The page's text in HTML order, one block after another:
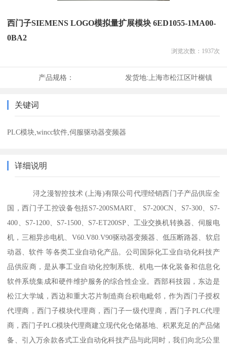
西门子SIEMENS LOGO模拟量扩展模块 6ED1055-1MA00-
0BA2
浏览次数： 1937次
产品规格： 发货地: 上海市松江区叶榭镇
关键词
PLC模块,wincc软件,伺服驱动器变频器
详细说明
浔之漫智控技术 (上海)有限公司代理经销西门子产品供应全
国，西门子工控设备包括S7-200SMART、 S7-200CN、S7-300、S7-
400、S7-1200、S7-1500、S7-ET200SP、工业交换机转换器、伺服电
机，三相异步电机、V60.V80.V90驱动器变频器、低压断路器、软启
动器、软件 等各类工业自动化产品。公司国际化工业自动化科技产
品供应商，是从事工业自动化控制系统、机电一体化装备和信息化
软件系统集成和硬件维护服务的综合性企业。西部科技园，东边是
松江大学城，西边和重大芯片制造商台积电毗邻，作为西门子授权
代理商，西门子模块代理商，西门子一级代理商，西门子PLC代理
商，西门子PLC模块代理商建立现代化仓储基地、积累充足的产品储
备、引入万余款各式工业自动化科技产品与此同时，我们向北5公里